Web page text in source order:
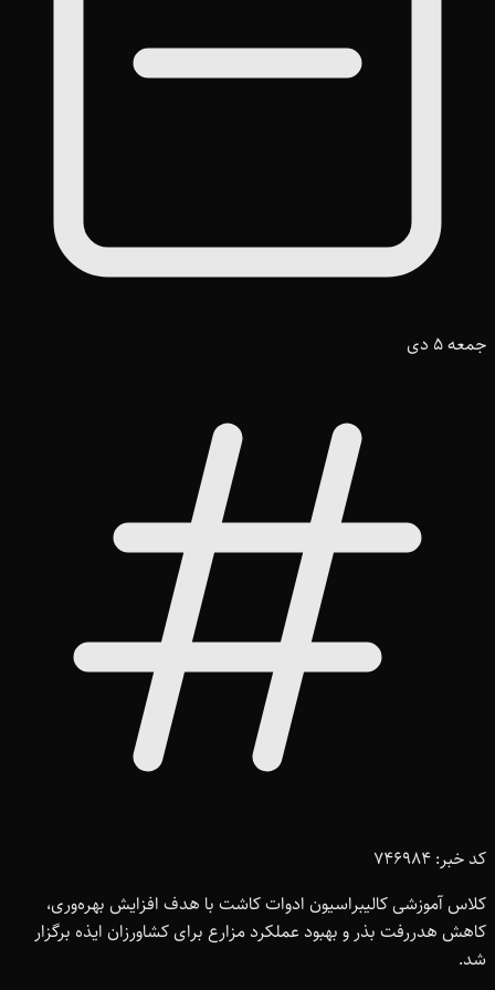
جمعه 5 دی
کد خبر: 746984
کلاس آموزشی کالیبراسیون ادوات کاشت با هدف افزایش بهره‌وری،
کاهش هدررفت بذر و بهبود عملکرد مزارع برای کشاورزان ایذه برگزار
شد.